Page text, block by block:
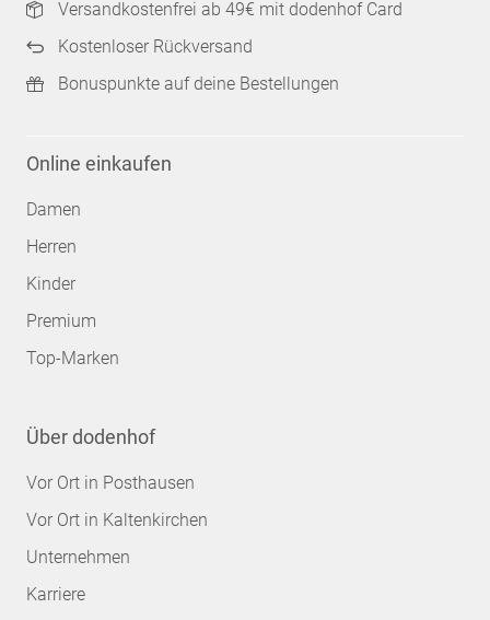
Versandkostenfrei ab 49€ mit dodenhof Card
Kostenloser Rückversand
Bonuspunkte auf deine Bestellungen
Online einkaufen
Damen
Herren
Kinder
Premium
Top-Marken
Über dodenhof
Vor Ort in Posthausen
Vor Ort in Kaltenkirchen
Unternehmen
Karriere